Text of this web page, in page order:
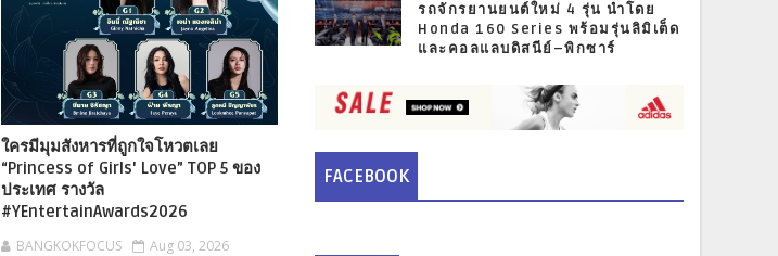
ใครมีมุมสังหารที่ถูกใจโหวตเลย
“Princess of Girls' Love” TOP 5 ของ
ประเทศ รางวัล
#YEntertainAwards2026
BANGKOKFOCUS Aug 03, 2026
รถจักรยานยนต์ใหม่ 4 รุ่น นำโดย
Honda 160 Series พร้อมรุ่นลิมิเต็ด
และคอลแลบดิสนีย์–พิกซาร์
FACEBOOK